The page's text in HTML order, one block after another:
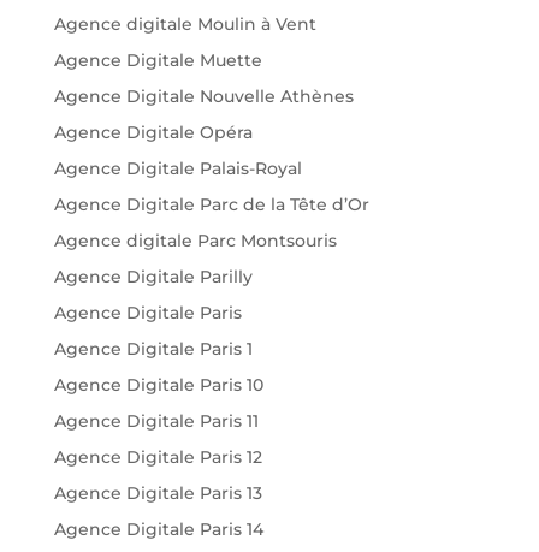
Agence digitale Moulin à Vent
Agence Digitale Muette
Agence Digitale Nouvelle Athènes
Agence Digitale Opéra
Agence Digitale Palais-Royal
Agence Digitale Parc de la Tête d’Or
Agence digitale Parc Montsouris
Agence Digitale Parilly
Agence Digitale Paris
Agence Digitale Paris 1
Agence Digitale Paris 10
Agence Digitale Paris 11
Agence Digitale Paris 12
Agence Digitale Paris 13
Agence Digitale Paris 14